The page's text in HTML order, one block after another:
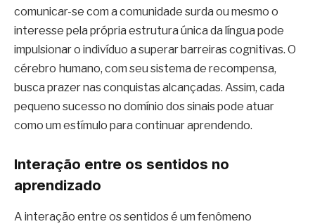
comunicar-se com a comunidade surda ou mesmo o
interesse pela própria estrutura única da língua pode
impulsionar o indivíduo a superar barreiras cognitivas. O
cérebro humano, com seu sistema de recompensa,
busca prazer nas conquistas alcançadas. Assim, cada
pequeno sucesso no domínio dos sinais pode atuar
como um estímulo para continuar aprendendo.
Interação entre os sentidos no
aprendizado
A interação entre os sentidos é um fenômeno